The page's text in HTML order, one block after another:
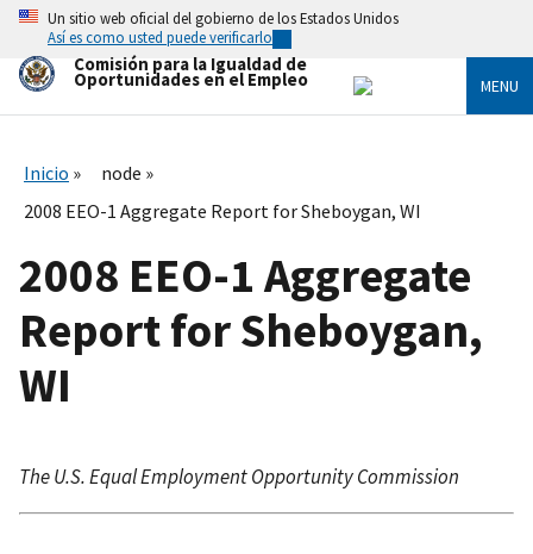
Skip
main
content
Un sitio web oficial del gobierno de los Estados Unidos
Así es como usted puede verificarlo
Comisión para la Igualdad de
Oportunidades en el Empleo MENU
Inicio
node
2008 EEO-1 Aggregate Report for Sheboygan, WI
2008 EEO-1 Aggregate
Report for Sheboygan,
WI
The U.S. Equal Employment Opportunity Commission